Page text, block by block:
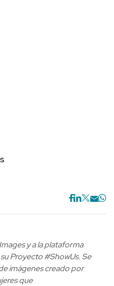
y a la plataforma
Proyecto #ShowUs. Se
imágenes creado por
que